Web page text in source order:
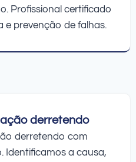
Profissional certificado
prevenção de falhas.
derretendo
derretendo com
Identificamos a causa,